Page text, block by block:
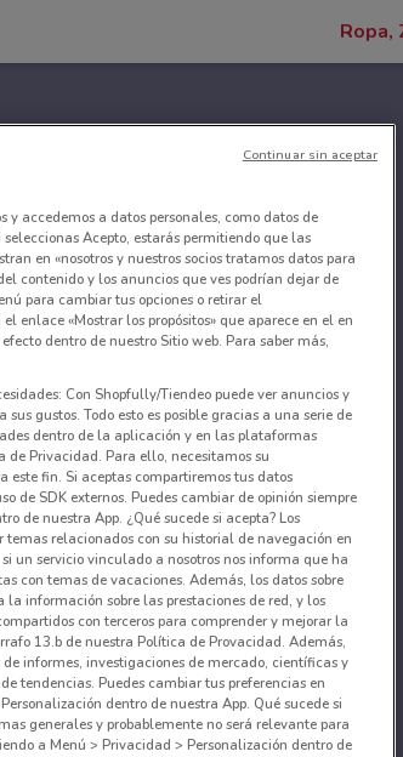
Ropa,
y accedemos a datos personales, como datos de
Acepto, estarás permitiendo que las
en «nosotros y nuestros socios tratamos datos para
contenido y los anuncios que ves podrían dejar de
para cambiar tus opciones o retirar el
enlace «Mostrar los propósitos» que aparece en el en
dentro de nuestro Sitio web. Para saber más,
Con Shopfully/Tiendeo puede ver anuncios y
gustos. Todo esto es posible gracias a una serie de
dentro de la aplicación y en las plataformas
Privacidad. Para ello, necesitamos su
este fin. Si aceptas compartiremos tus datos
de SDK externos. Puedes cambiar de opinión siempre
de nuestra App. ¿Qué sucede si acepta? Los
relacionados con su historial de navegación en
un servicio vinculado a nosotros nos informa que ha
con temas de vacaciones. Además, los datos sobre
información sobre las prestaciones de red, y los
con terceros para comprender y mejorar la
13.b de nuestra Política de Provacidad. Además,
informes, investigaciones de mercado, científicas y
tendencias. Puedes cambiar tus preferencias en
dentro de nuestra App. Qué sucede si
generales y probablemente no será relevante para
a Menú > Privacidad > Personalización dentro de
Continuar sin aceptar